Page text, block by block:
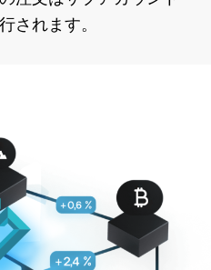
されます。